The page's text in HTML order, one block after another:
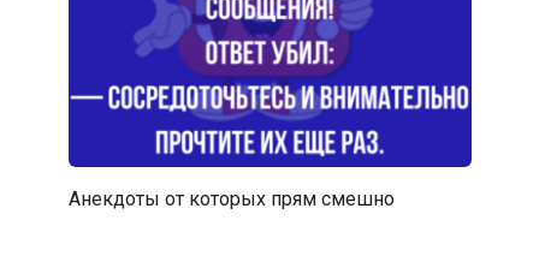
Анекдоты от которых прям смешно